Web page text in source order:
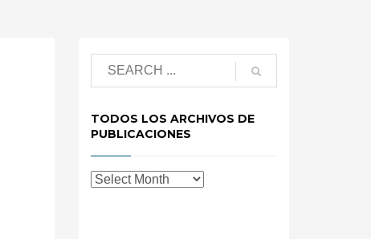
TODOS LOS ARCHIVOS DE
PUBLICACIONES